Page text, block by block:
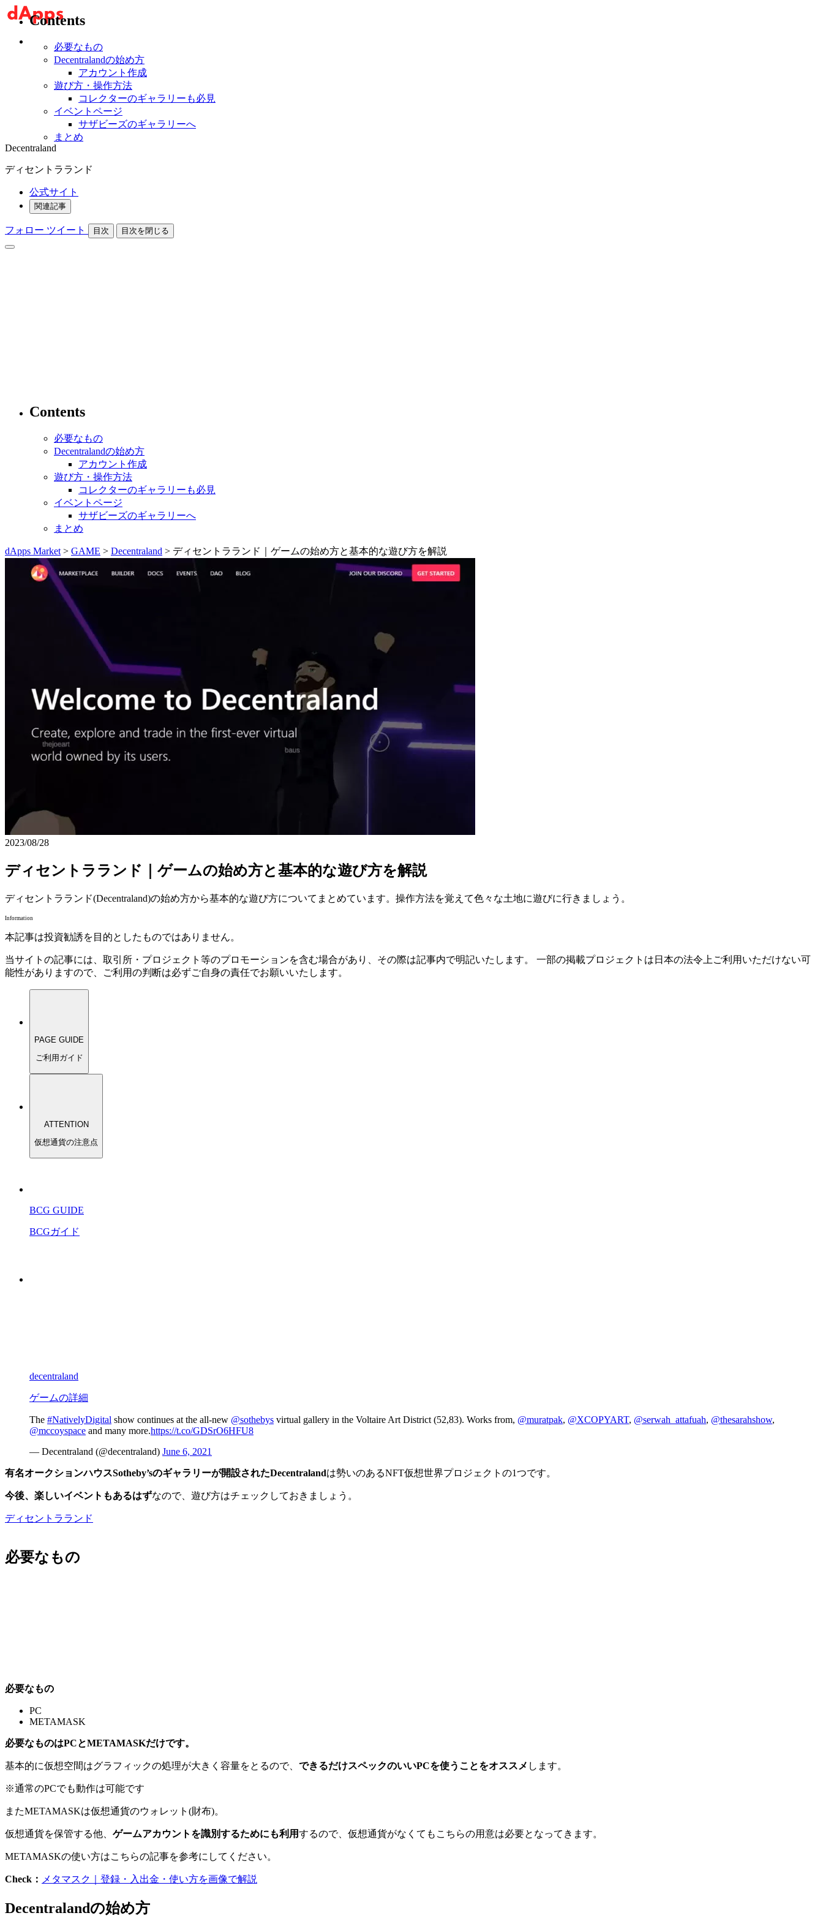
Decentraland
ディセントラランド
公式サイト
関連記事
フォロー ツイート 目次 目次を閉じる
Contents
必要なもの
Decentralandの始め方
アカウント作成
遊び方・操作方法
コレクターのギャラリーも必見
イベントページ
サザビーズのギャラリーへ
まとめ
Contents
必要なもの
Decentralandの始め方
アカウント作成
遊び方・操作方法
コレクターのギャラリーも必見
イベントページ
サザビーズのギャラリーへ
まとめ
dApps Market > GAME > Decentraland > ディセントラランド｜ゲームの始め方と基本的な遊び方を解説
2023/08/28
ディセントラランド｜ゲームの始め方と基本的な遊び方を解説
ディセントラランド(Decentraland)の始め方から基本的な遊び方についてまとめています。操作方法を覚えて色々な土地に遊びに行きましょう。
Information
本記事は投資勧誘を目的としたものではありません。
当サイトの記事には、取引所・プロジェクト等のプロモーションを含む場合があり、その際は記事内で明記いたします。 一部の掲載プロジェクトは日本の法令上ご利用いただけない可
能性がありますので、ご利用の判断は必ずご自身の責任でお願いいたします。
PAGE GUIDE
ご利用ガイド
ATTENTION
仮想通貨の注意点
BCG GUIDE
BCGガイド
decentraland
ゲームの詳細
The #NativelyDigital show continues at the all-new @sothebys virtual gallery in the Voltaire Art District (52,83). Works from, @muratpak, @XCOPYART, @serwah_attafuah, @thesarahshow,
@mccoyspace and many more.https://t.co/GDSrO6HFU8
— Decentraland (@decentraland) June 6, 2021
有名オークションハウスSotheby’sのギャラリーが開設されたDecentralandは勢いのあるNFT仮想世界プロジェクトの1つです。
今後、楽しいイベントもあるはずなので、遊び方はチェックしておきましょう。
ディセントラランド
必要なもの
必要なもの
PC
METAMASK
必要なものはPCとMETAMASKだけです。
基本的に仮想空間はグラフィックの処理が大きく容量をとるので、 できるだけスペックのいいPCを使うことをオススメ します。
※通常のPCでも動作は可能です
またMETAMASKは仮想通貨のウォレット(財布)。
仮想通貨を保管する他、 ゲームアカウントを識別するためにも利用するので、仮想通貨がなくてもこちらの用意は必要となってきます。
METAMASKの使い方はこちらの記事を参考にしてください。
Check： メタマスク｜登録・入出金・使い方を画像で解説
Decentralandの始め方